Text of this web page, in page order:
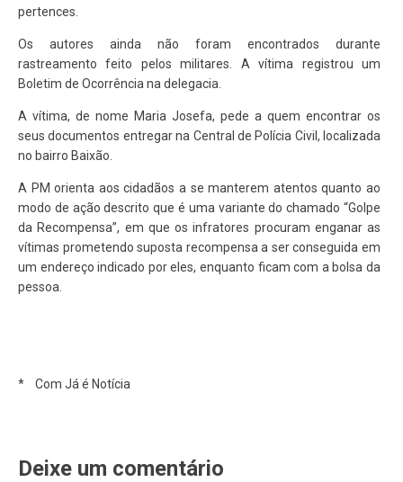
pertences.
Os autores ainda não foram encontrados durante
rastreamento feito pelos militares. A vítima registrou um
Boletim de Ocorrência na delegacia.
A vítima, de nome Maria Josefa, pede a quem encontrar os
seus documentos entregar na Central de Polícia Civil, localizada
no bairro Baixão.
A PM orienta aos cidadãos a se manterem atentos quanto ao
modo de ação descrito que é uma variante do chamado “Golpe
da Recompensa”, em que os infratores procuram enganar as
vítimas prometendo suposta recompensa a ser conseguida em
um endereço indicado por eles, enquanto ficam com a bolsa da
pessoa.
* Com Já é Notícia
Deixe um comentário